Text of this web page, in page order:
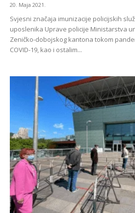
20. Maja 2021.
Svjesni značaja imunizacije policijskih
uposlenika Uprave policije Ministarstva
Zeničko-dobojskog kantona tokom
COVID-19, kao i ostalim...